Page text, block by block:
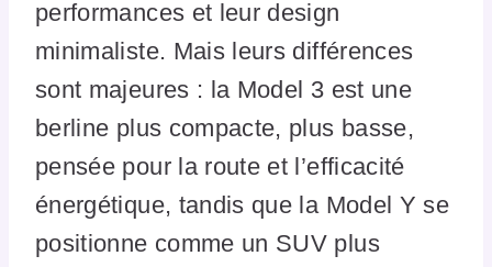
performances et leur design
minimaliste. Mais leurs différences
sont majeures : la Model 3 est une
berline plus compacte, plus basse,
pensée pour la route et l’efficacité
énergétique, tandis que la Model Y se
positionne comme un SUV plus